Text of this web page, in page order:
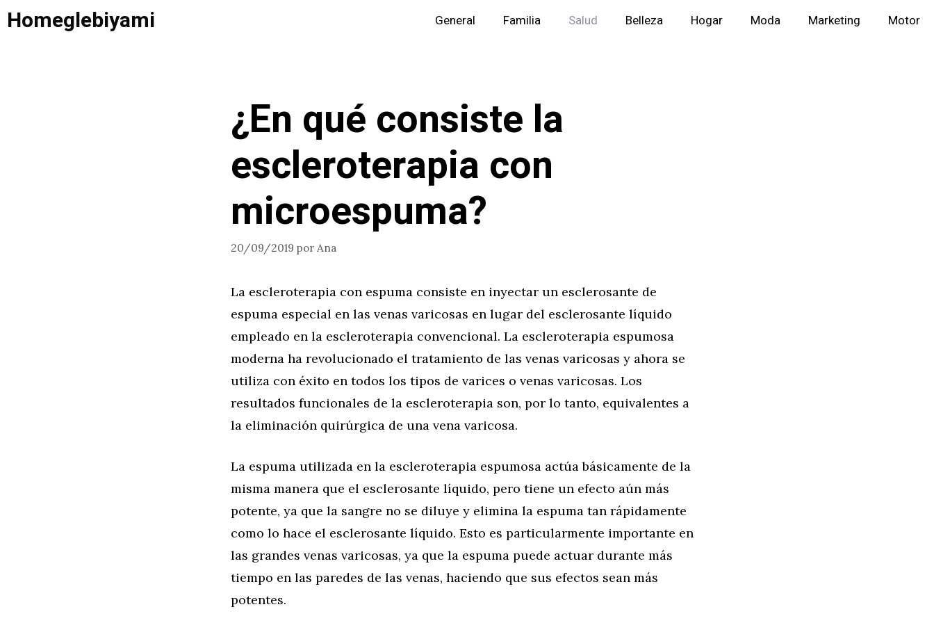
Saltar
alHomeglebiyami General Familia Salud Belleza Hogar Moda Marketing Motor
¿En qué consiste la
escleroterapia con
microespuma?
20/09/2019 por Ana
La escleroterapia con espuma consiste en inyectar un esclerosante de
espuma especial en las venas varicosas en lugar del esclerosante líquido
empleado en la escleroterapia convencional. La escleroterapia espumosa
moderna ha revolucionado el tratamiento de las venas varicosas y ahora se
utiliza con éxito en todos los tipos de varices o venas varicosas. Los
resultados funcionales de la escleroterapia son, por lo tanto, equivalentes a
la eliminación quirúrgica de una vena varicosa.
La espuma utilizada en la escleroterapia espumosa actúa básicamente de la
misma manera que el esclerosante líquido, pero tiene un efecto aún más
potente, ya que la sangre no se diluye y elimina la espuma tan rápidamente
como lo hace el esclerosante líquido. Esto es particularmente importante en
las grandes venas varicosas, ya que la espuma puede actuar durante más
tiempo en las paredes de las venas, haciendo que sus efectos sean más
potentes.